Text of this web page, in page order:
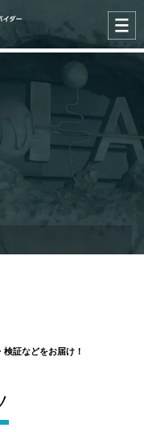
証などをお届け！